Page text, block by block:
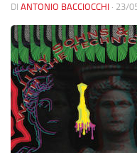
DI ANTONIO BACCIOCCHI · 23/